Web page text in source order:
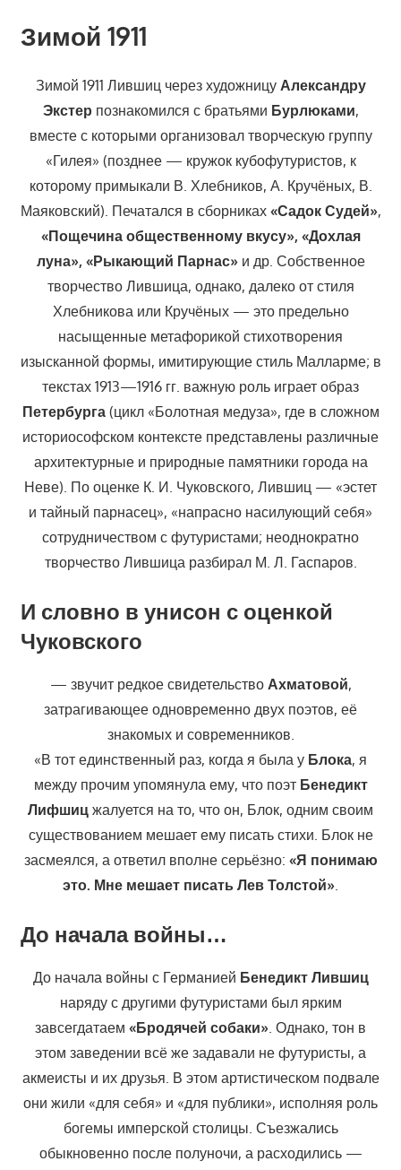
Зимой 1911
Зимой 1911 Лившиц через художницу Александру
Экстер познакомился с братьями Бурлюками,
вместе с которыми организовал творческую группу
«Гилея» (позднее — кружок кубофутуристов, к
которому примыкали В. Хлебников, А. Кручёных, В.
Маяковский). Печатался в сборниках «Садок Судей»,
«Пощечина общественному вкусу», «Дохлая
луна», «Рыкающий Парнас»и др. Собственное
творчество Лившица, однако, далеко от стиля
Хлебникова или Кручёных — это предельно
насыщенные метафорикой стихотворения
изысканной формы, имитирующие стиль Малларме; в
текстах 1913—1916 гг. важную роль играет образ
Петербурга(цикл «Болотная медуза», где в сложном
историософском контексте представлены различные
архитектурные и природные памятники города на
Неве). По оценке К. И. Чуковского, Лившиц — «эстет
и тайный парнасец», «напрасно насилующий себя»
сотрудничеством с футуристами; неоднократно
творчество Лившица разбирал М. Л. Гаспаров.
И словно в унисон с оценкой
Чуковского
— звучит редкое свидетельство Ахматовой,
затрагивающее одновременно двух поэтов, её
знакомых и современников.
«В тот единственный раз, когда я была у Блока, я
между прочим упомянула ему, что поэт Бенедикт
Лифшиц жалуется на то, что он, Блок, одним своим
существованием мешает ему писать стихи. Блок не
засмеялся, а ответил вполне серьёзно: «Я понимаю
это. Мне мешает писать Лев Толстой».
До начала войны…
До начала войны с Германией Бенедикт Лившиц
наряду с другими футуристами был ярким
завсегдатаем «Бродячей собаки». Однако, тон в
этом заведении всё же задавали не футуристы, а
акмеисты и их друзья. В этом артистическом подвале
они жили «для себя» и «для публики», исполняя роль
богемы имперской столицы. Съезжались
обыкновенно после полуночи, а расходились —